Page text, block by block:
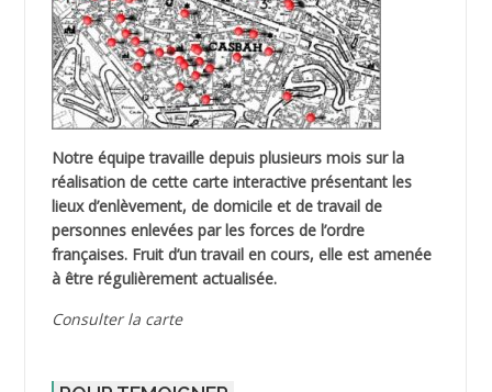
Notre équipe travaille depuis plusieurs mois sur la
réalisation de cette carte interactive présentant les
lieux d’enlèvement, de domicile et de travail de
personnes enlevées par les forces de l’ordre
françaises. Fruit d’un travail en cours, elle est amenée
à être régulièrement actualisée.
Consulter la carte